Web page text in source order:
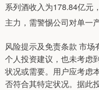
系列酒收入为178.84亿元
主力，需警惕公司对单一
风险提示及免责条款 市
个人投资建议，也未考虑
状况或需要。用户应考虑
否符合其特定状况。据此